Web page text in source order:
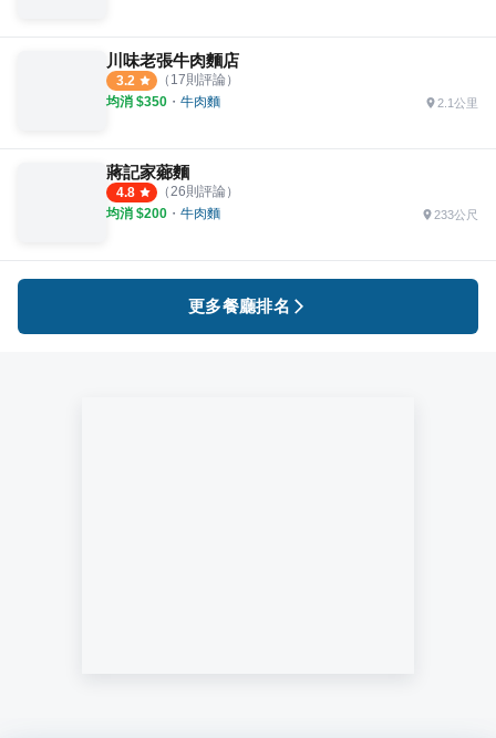
川味老張牛肉麵店
3.2 （ 17則評論）
均消 $350 ・ 牛肉麵 2.1公里
蔣記家薌麵
4.8 （26則評論）
均消 $200 ・ 牛肉麵 233公尺
更多餐廳排名